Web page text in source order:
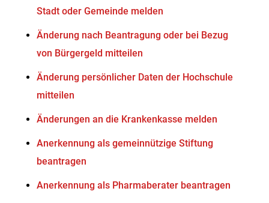
Stadt oder Gemeinde melden
Änderung nach Beantragung oder bei Bezug
von Bürgergeld mitteilen
Änderung persönlicher Daten der Hochschule
mitteilen
Änderungen an die Krankenkasse melden
Anerkennung als gemeinnützige Stiftung
beantragen
Anerkennung als Pharmaberater beantragen